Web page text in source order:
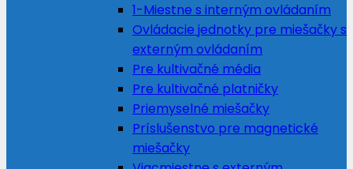
1-Miestne s interným ovládaním
Ovládacie jednotky pre miešačky s
externým ovládaním
Pre kultivačné média
Pre kultivačné platničky
Priemyselné miešačky
Príslušenstvo pre magnetické
miešačky